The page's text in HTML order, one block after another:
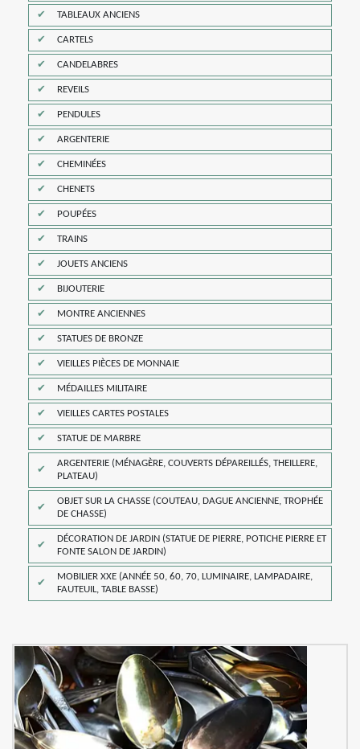
TABLEAUX ANCIENS
CARTELS
CANDELABRES
REVEILS
PENDULES
ARGENTERIE
CHEMINÉES
CHENETS
POUPÉES
TRAINS
JOUETS ANCIENS
BIJOUTERIE
MONTRE ANCIENNES
STATUES DE BRONZE
VIEILLES PIÈCES DE MONNAIE
MÉDAILLES MILITAIRE
VIEILLES CARTES POSTALES
STATUE DE MARBRE
ARGENTERIE (MÉNAGÈRE, COUVERTS DÉPAREILLÉS, THEILLERE,
PLATEAU)
OBJET SUR LA CHASSE (COUTEAU, DAGUE ANCIENNE, TROPHÉE
DE CHASSE)
DÉCORATION DE JARDIN (STATUE DE PIERRE, POTICHE PIERRE ET
FONTE SALON DE JARDIN)
MOBILIER XXE (ANNÉE 50, 60, 70, LUMINAIRE, LAMPADAIRE,
FAUTEUIL, TABLE BASSE)